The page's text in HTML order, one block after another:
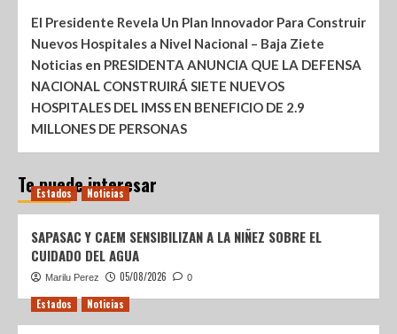
El Presidente Revela Un Plan Innovador Para Construir
Nuevos Hospitales a Nivel Nacional – Baja Ziete
Noticias en PRESIDENTA ANUNCIA QUE LA DEFENSA
NACIONAL CONSTRUIRÁ SIETE NUEVOS
HOSPITALES DEL IMSS EN BENEFICIO DE 2.9
MILLONES DE PERSONAS
Te puede interesar
Estados Noticias
SAPASAC Y CAEM SENSIBILIZAN A LA NIÑEZ SOBRE EL
CUIDADO DEL AGUA
Marilu Perez 05/08/2026 0
Estados Noticias